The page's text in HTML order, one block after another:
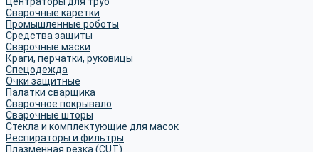
Сварочные каретки
Промышленные роботы
Средства защиты
Сварочные маски
Краги, перчатки, руковицы
Спецодежда
Очки защитные
Палатки сварщика
Сварочное покрывало
Сварочные шторы
Стекла и комплектующие для масок
Респираторы и фильтры
Плазменная резка (CUT)